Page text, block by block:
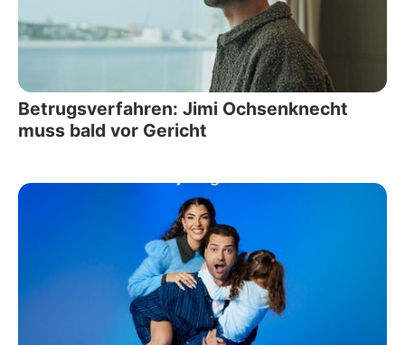
Betrugsverfahren: Jimi Ochsenknecht
muss bald vor Gericht